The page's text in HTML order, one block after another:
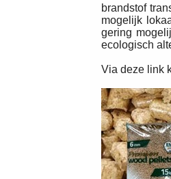
brandstof
mogelijk
gering
ecologisch
Via deze link